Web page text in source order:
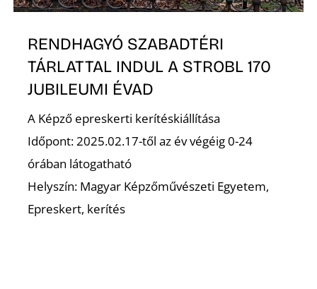
RENDHAGYÓ SZABADTÉRI
TÁRLATTAL INDUL A STROBL 170
JUBILEUMI ÉVAD
A Képző epreskerti kerítéskiállítása
Időpont: 2025.02.17-től az év végéig 0-24
órában látogatható
Helyszín: Magyar Képzőművészeti Egyetem,
Epreskert, kerítés